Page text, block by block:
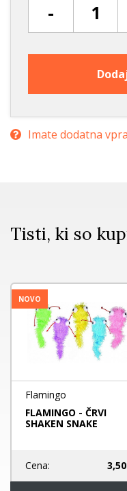
-
Imate dodatna
Tisti, ki so
NOVO
Flamingo
FLAMINGO - ČRVI
SHAKEN SNAKE
Cena: